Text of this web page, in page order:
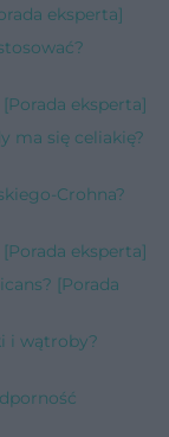
eksperta]
eksperta]
ma się celiakię?
Crohna?
eksperta]
[Porada
i wątroby?